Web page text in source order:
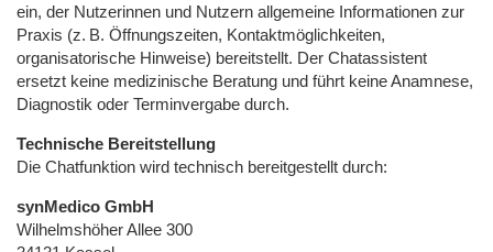
ein, der Nutzerinnen und Nutzern allgemeine Informationen zur
Praxis (z. B. Öffnungszeiten, Kontaktmöglichkeiten,
organisatorische Hinweise) bereitstellt. Der Chatassistent
ersetzt keine medizinische Beratung und führt keine Anamnese,
Diagnostik oder Terminvergabe durch.
Technische Bereitstellung
Die Chatfunktion wird technisch bereitgestellt durch:
synMedico GmbH
Wilhelmshöher Allee 300